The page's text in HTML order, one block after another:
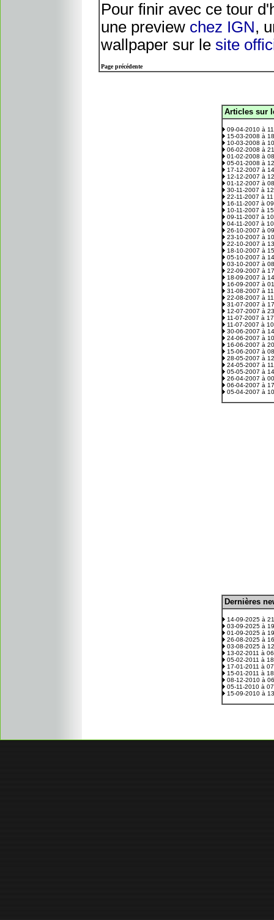
Pour finir avec ce tour
une preview chez IGN,
wallpaper sur le site
Page précédente
Articles sur
09-04-2010 à
15-03-2008 à
10-03-2008 à
06-02-2008 à
01-02-2008 à
05-01-2008 à
17-12-2007 à
12-12-2007 à
01-12-2007 à
30-11-2007 à
22-11-2007 à
16-11-2007 à
10-11-2007 à
09-11-2007 à
04-11-2007 à
26-10-2007 à
23-10-2007 à
22-10-2007 à
18-10-2007 à
05-10-2007 à
03-10-2007 à
22-09-2007 à
18-09-2007 à
16-09-2007 à
31-08-2007 à
22-08-2007 à
31-07-2007 à
12-07-2007 à
11-07-2007 à
11-07-2007 à
30-06-2007 à
24-06-2007 à
16-06-2007 à
15-06-2007 à
28-05-2007 à
24-05-2007 à
05-05-2007 à
26-04-2007 à
06-04-2007 à
05-04-2007 à
Dernières
14-09-2025 à
03-09-2025 à
01-09-2025 à
26-08-2025 à
03-08-2025 à
13-02-2011 à
05-02-2011 à
17-01-2011 à
15-01-2011 à
08-12-2010 à
05-11-2010 à
15-09-2010 à